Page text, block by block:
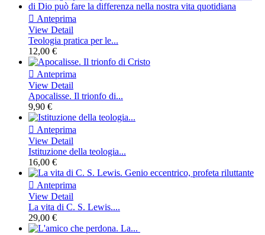
 Anteprima
View Detail
Teologia pratica per le...
12,00 €
 Anteprima
View Detail
Apocalisse. Il trionfo di...
9,90 €
 Anteprima
View Detail
Istituzione della teologia...
16,00 €
 Anteprima
View Detail
La vita di C. S. Lewis....
29,00 €